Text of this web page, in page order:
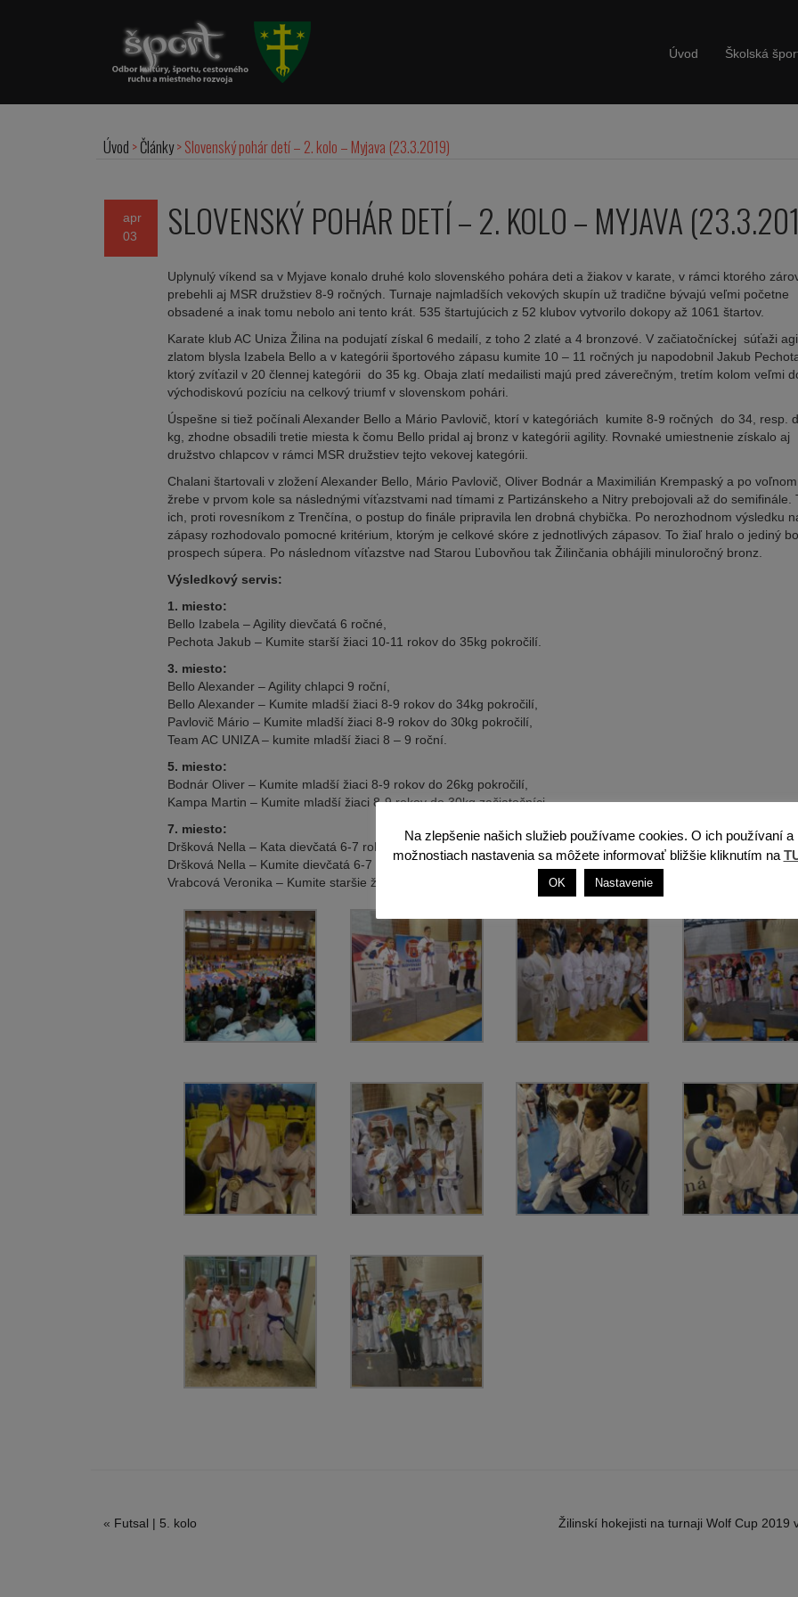
Úvod Školská
Úvod >Články>Slovenský pohár detí – 2. kolo – Myjava (23.3.2019)
apr
03
SLOVENSKÝ POHÁR DETÍ – 2. KOLO – MYJAVA
Uplynulý víkend sa v Myjave konalo druhé kolo slovenského pohára deti a žiakov v karate, v rámci ktorého
prebehli aj MSR družstiev 8-9 ročných. Turnaje najmladších vekových skupín už tradične bývajú veľmi početne
obsadené a inak tomu nebolo ani tento krát. 535 štartujúcich z 52 klubov vytvorilo dokopy až 1061 štartov.
Karate klub AC Uniza Žilina na podujatí získal 6 medailí, z toho 2 zlaté a 4 bronzové. V začiatočníckej súťaži
zlatom blysla Izabela Bello a v kategórii športového zápasu kumite 10 – 11 ročných ju napodobnil Jakub
ktorý zvíťazil v 20 člennej kategórii do 35 kg. Obaja zlatí medailisti majú pred záverečným, tretím kolom veľmi
východiskovú pozíciu na celkový triumf v slovenskom pohári.
Úspešne si tiež počínali Alexander Bello a Mário Pavlovič, ktorí v kategóriách kumite 8-9 ročných do 34, resp.
kg, zhodne obsadili tretie miesta k čomu Bello pridal aj bronz v kategórii agility. Rovnaké umiestnenie získalo aj
družstvo chlapcov v rámci MSR družstiev tejto vekovej kategórii.
Chalani štartovali v zložení Alexander Bello, Mário Pavlovič, Oliver Bodnár a Maximilián Krempaský a po voľnom
žrebe v prvom kole sa následnými víťazstvami nad tímami z Partizánskeho a Nitry prebojovali až do semifinále.
ich, proti rovesníkom z Trenčína, o postup do finále pripravila len drobná chybička. Po nerozhodnom výsledku
zápasy rozhodovalo pomocné kritérium, ktorým je celkové skóre z jednotlivých zápasov. To žiaľ hralo o jediný
prospech súpera. Po následnom víťazstve nad Starou Ľubovňou tak Žilinčania obhájili minuloročný bronz.
Výsledkový servis:
1. miesto:
Bello Izabela – Agility dievčatá 6 ročné,
Pechota Jakub – Kumite starší žiaci 10-11 rokov do 35kg pokročilí.
3. miesto:
Bello Alexander – Agility chlapci 9 roční,
Bello Alexander – Kumite mladší žiaci 8-9 rokov do 34kg pokročilí,
Pavlovič Mário – Kumite mladší žiaci 8-9 rokov do 30kg pokročilí,
Team AC UNIZA – kumite mladší žiaci 8 – 9 roční.
5. miesto:
Bodnár Oliver – Kumite mladší žiaci 8-9 rokov do 26kg pokročilí,
Kampa Martin – Kumite mladší žiaci 8-9 rokov do 30kg začiatočníci.
7. miesto:
Dršková Nella – Kata dievčatá 6-7 rokov začiatočníčky,
Dršková Nella – Kumite dievčatá 6-7 rokov do 28kg,
Vrabcová Veronika – Kumite staršie žiačky 10-11 rokov do 35kg pokročilé.
« Futsal | 5. kolo Žilinskí hokejisti na turnaji Wolf Cup 2019
Na zlepšenie našich služieb používame cookies. O ich používaní a
možnostiach nastavenia sa môžete informovať bližšie kliknutím na
OK Nastavenie